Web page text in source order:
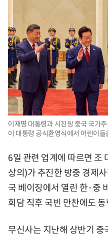
이재명 대통령과 시진핑 중국 국가
이 대통령 공식환영식에서 어린이
6일 관련 업계에 따르면 조
상의)가 추진한 방중 경제
국 베이징에서 열린 한·중
회담 직후 국빈 만찬에도
무신사는 지난해 상반기